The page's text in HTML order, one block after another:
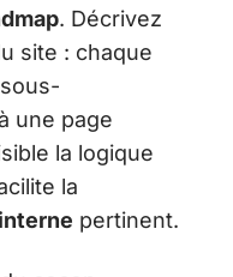
. Décrivez
site : chaque
une page
la logique
la
pertinent.